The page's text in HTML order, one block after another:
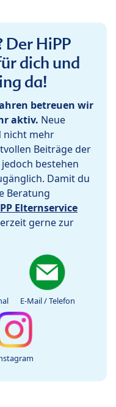
Der HiPP
dich und
da!
betreuen wir
aktiv. Neue
nicht mehr
Beiträge der
bestehen
Damit du
Beratung
Elternservice
gerne zur
E-Mail / Telefon